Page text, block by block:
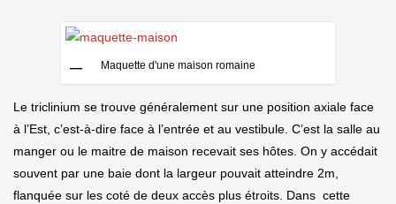
Maquette d'une maison romaine
Le triclinium se trouve généralement sur une position axiale face
à l’Est, c’est-à-dire face à l’entrée et au vestibule. C’est la salle au
manger ou le maitre de maison recevait ses hôtes. On y accédait
souvent par une baie dont la largeur pouvait atteindre 2m,
flanquée sur les coté de deux accès plus étroits. Dans cette